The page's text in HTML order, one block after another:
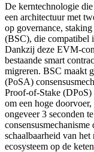
De kerntechnologie
een architectuur met
op governance,
(BSC), die compatibel
Dankzij deze EVM-
bestaande smart
migreren. BSC maakt
(PoSA)
Proof-of-Stake
om een hoge
ongeveer 3 seconden
schaalbaarheid van
ecosysteem op de